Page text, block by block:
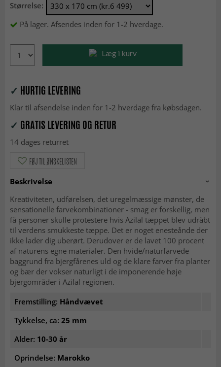
Størrelse:
På lager. Afsendes inden for 1-2 hverdage.
Læg i kurv
✓ HURTIG LEVERING
Klar til afsendelse inden for 1-2 hverdage fra købsdagen.
✓ GRATIS LEVERING OG RETUR
14 dages returret
FØJ TIL ØNSKELISTEN
Beskrivelse
Kreativiteten, udførelsen, det uregelmæssige mønster, de
sensationelle farvekombinationer - smag er forskellig, men
få personer skulle protestere hvis Azilal tæppet blev udråbt
til verdens smukkeste tæppe. Det er noget enesteånde der
ikke lader dig uberørt. Derudover er de lavet 100 procent
af naturens egne materialer. Den hvide/naturfarvede
baggrund fra bjergfårenes uld og de klare farver fra planter
og bær der vokser naturligt i de imponerende høje
bjergområder i Azilal regionen.
Fremstilling: Håndvævet
Tykkelse, ca: 25 mm
Alder: 10-30 år
Oprindelse: Marokko